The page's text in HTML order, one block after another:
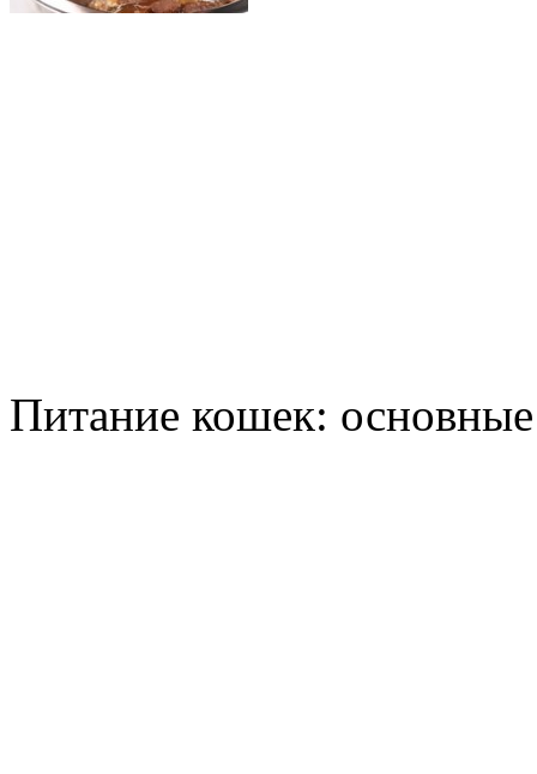
Питание кошек: